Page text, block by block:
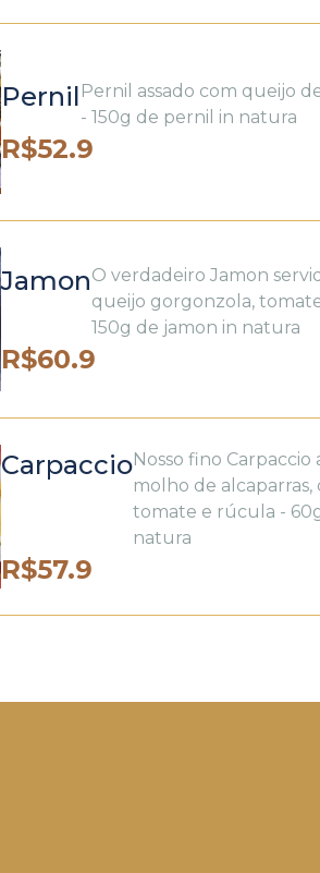
Pernil Pernil assado com queijo
- 150g de pernil in natura
R$52.9
JamonO verdadeiro Jamon
queijo gorgonzola,
150g de jamon in natura
R$60.9
CarpaccioNosso fino
molho de
tomate e rúcula -
natura
R$57.9